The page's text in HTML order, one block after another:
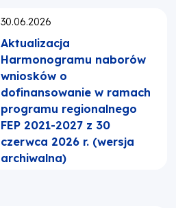
Opublikowano:
30.06.2026
Aktualizacja
Harmonogramu naborów
wniosków o
dofinansowanie w ramach
programu regionalnego
FEP 2021-2027 z 30
czerwca 2026 r. (wersja
archiwalna)